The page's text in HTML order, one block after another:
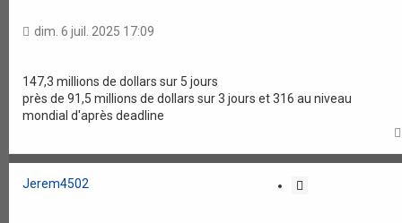
n
dim. 6 juil. 2025 17:09
147,3 millions de dollars sur 5 jours
près de 91,5 millions de dollars sur 3 jours et 316 au niveau
mondial d'après deadline
Jerem4502